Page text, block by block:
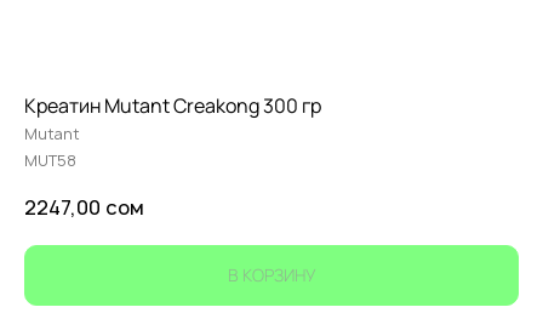
Креатин Mutant Creakong 300 гр
Mutant
MUT58
2247,00 сом
В КОРЗИНУ